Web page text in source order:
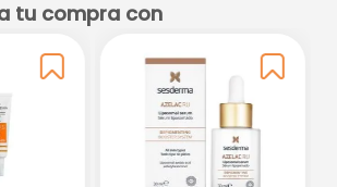
favor, inicia sesión para
un comentario.
tu compra con